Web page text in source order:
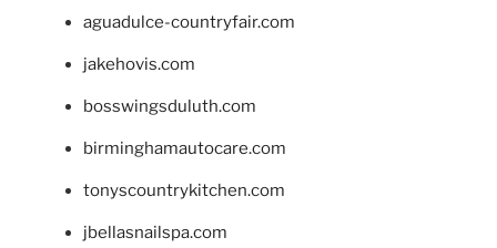
aguadulce-countryfair.com
jakehovis.com
bosswingsduluth.com
birminghamautocare.com
tonyscountrykitchen.com
jbellasnailspa.com